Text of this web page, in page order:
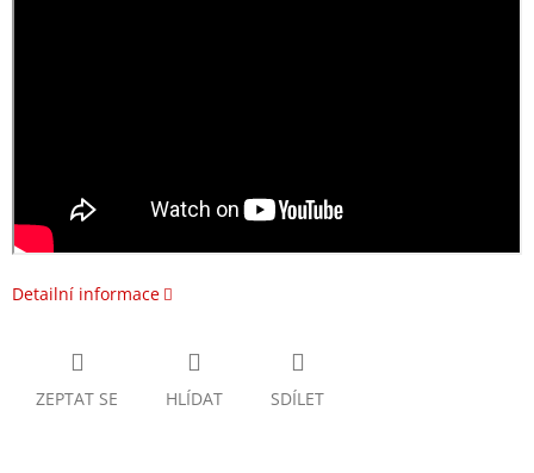
Detailní informace
ZEPTAT SE HLÍDAT SDÍLET